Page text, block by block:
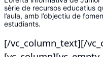
sèrie de recursos educatius
l’aula, amb l’objectiu de
estudiants.
[/vc_column_text][/